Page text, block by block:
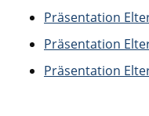
Präsentation
Präsentation
Präsentation